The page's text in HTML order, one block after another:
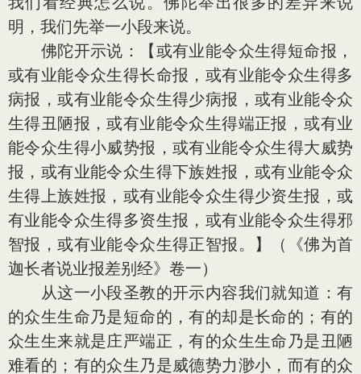
明，我们先举一小段来说。
佛陀开示说：【或有业能令众生得短命报，
或有业能令众生得长命报，或有业能令众生得多
病报，或有业能令众生得少病报，或有业能令众
生得丑陋报，或有业能令众生得端正报，或有业
能令众生得小威势报，或有业能令众生得大威势
报，或有业能令众生得下族姓报，或有业能令众
生得上族姓报，或有业能令众生得少资生报，或
有业能令众生得多资生报，或有业能令众生得邪
智报，或有业能令众生得正智报。】（《佛为首
迦长者说业报差别经》卷一）
从这一小段圣教的开示内容我们就知道：有
的众生生命乃是短命的，有的却是长命的；有的
众生生来就是庄严端正，有的众生生命乃是丑陋
难看的；有的众生乃是威德势力渺小，而有的众